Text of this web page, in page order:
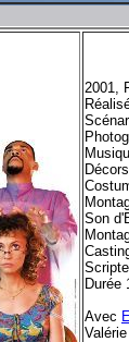
2001,
Son
Durée
Avec